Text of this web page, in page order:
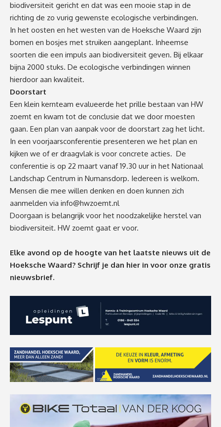
biodiversiteit gericht en dat was een mooie stap in de
richting de zo vurig gewenste ecologische verbindingen.
In het oosten en het westen van de Hoeksche Waard zijn
bomen en bosjes met struiken aangeplant. Inheemse
soorten die een impuls aan biodiversiteit geven. Bij elkaar
bijna 2000 stuks. De ecologische verbindingen winnen
hierdoor aan kwaliteit.
Doorstart
Een klein kernteam evalueerde het prille bestaan van HW
zoemt en kwam tot de conclusie dat we door moesten
gaan. Een plan van aanpak voor de doorstart zag het licht.
In een voorjaarsconferentie presenteren we het plan en
kijken we of er draagvlak is voor concrete acties. De
conferentie is op 22 maart vanaf 19.30 uur in het Nationaal
Landschap Centrum in Numansdorp. Iedereen is welkom.
Mensen die mee willen denken en doen kunnen zich
aanmelden via info@hwzoemt.nl
Doorgaan is belangrijk voor het noodzakelijke herstel van
biodiversiteit. HW zoemt gaat er voor.
Elke avond op de hoogte van het laatste nieuws uit de
Hoeksche Waard? Schrijf je dan hier in voor onze gratis
nieuwsbrief.